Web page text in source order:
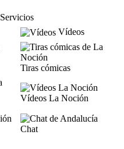
Servicios
Vídeos
Tiras cómicas
Vídeos La Noción
Chat